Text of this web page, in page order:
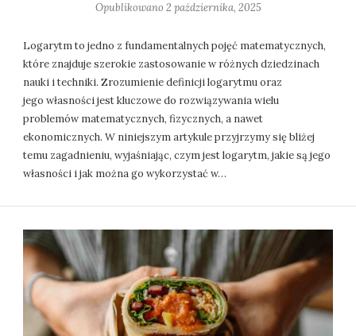
Opublikowano 2 października, 2025
Logarytm to jedno z fundamentalnych pojęć matematycznych,
które znajduje szerokie zastosowanie w różnych dziedzinach
nauki i techniki. Zrozumienie definicji logarytmu oraz
jego własności jest kluczowe do rozwiązywania wielu
problemów matematycznych, fizycznych, a nawet
ekonomicznych. W niniejszym artykule przyjrzymy się bliżej
temu zagadnieniu, wyjaśniając, czym jest logarytm, jakie są jego
własności i jak można go wykorzystać w…